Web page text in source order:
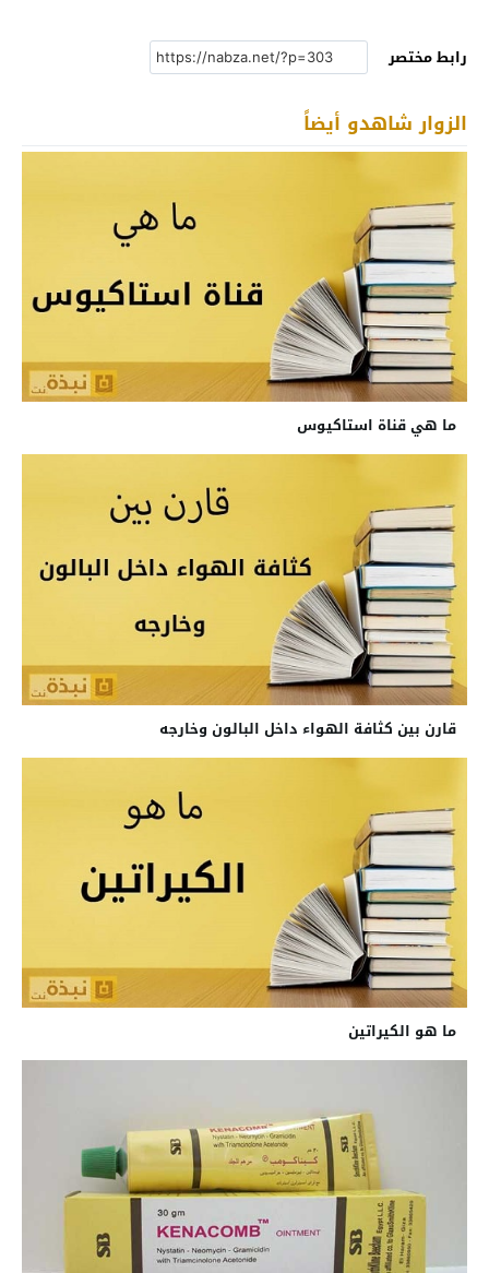
رابط مختصر
الزوار شاهدو أيضاً
ما هي قناة استاكيوس
قارن بين كثافة الهواء داخل البالون وخارجه
ما هو الكيراتين